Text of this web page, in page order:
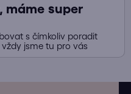
máme super
s čímkoliv poradit
jsme tu pro vás